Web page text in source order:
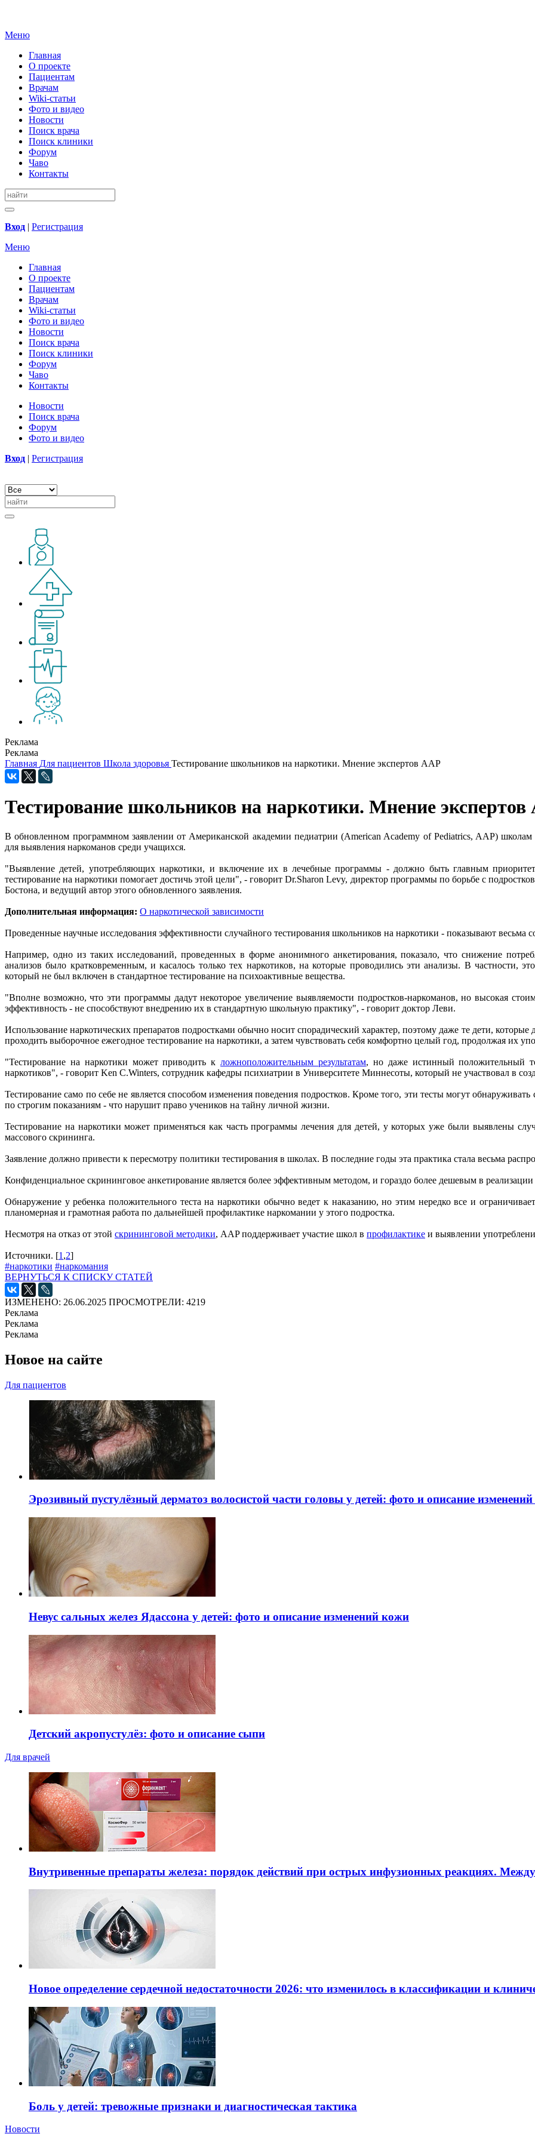
Меню
Главная
О проекте
Пациентам
Врачам
Wiki-статьи
Фото и видео
Новости
Поиск врача
Поиск клиники
Форум
Чаво
Контакты
Вход | Регистрация
Меню
Главная
О проекте
Пациентам
Врачам
Wiki-статьи
Фото и видео
Новости
Поиск врача
Поиск клиники
Форум
Чаво
Контакты
Новости
Поиск врача
Форум
Фото и видео
Вход | Регистрация
Реклама
Реклама
Главная Для пациентов Школа здоровья Тестирование школьников на наркотики. Мнение экспертов ААР
Тестирование школьников на наркотики. Мнение
В обновленном программном заявлении от Американской академии педиатрии (American Academy of Pediatrics, AAP) школам
для выявления наркоманов среди учащихся.
"Выявление детей, употребляющих наркотики, и включение их в лечебные программы - должно быть главным
тестирование на наркотики помогает достичь этой цели", - говорит Dr.Sharon Levy, директор программы по борьбе с
Бостона, и ведущий автор этого обновленного заявления.
Дополнительная информация: О наркотической зависимости
Проведенные научные исследования эффективности случайного тестирования школьников на наркотики - показывают весьма
Например, одно из таких исследований, проведенных в форме анонимного анкетирования, показало, что снижение
анализов было кратковременным, и касалось только тех наркотиков, на которые проводились эти анализы. В частности,
который не был включен в стандартное тестирование на психоактивные вещества.
"Вполне возможно, что эти программы дадут некоторое увеличение выявляемости подростков-наркоманов, но высокая
эффективность - не способствуют внедрению их в стандартную школьную практику", - говорит доктор Леви.
Использование наркотических препаратов подростками обычно носит спорадический характер, поэтому даже те дети,
проходить выборочное ежегодное тестирование на наркотики, а затем чувствовать себя комфортно целый год, продолжая их
"Тестирование на наркотики может приводить кложноположительным результатам, но даже истинный положительный
наркотиков", - говорит Ken C.Winters, сотрудник кафедры психиатрии в Университете Миннесоты, который не участвовал в
Тестирование само по себе не является способом изменения поведения подростков. Кроме того, эти тесты могут
по строгим показаниям - что нарушит право учеников на тайну личной жизни.
Тестирование на наркотики может применяться как часть программы лечения для детей, у которых уже были выявлены
массового скрининга.
Заявление должно привести к пересмотру политики тестирования в школах. В последние годы эта практика стала весьма
Конфиденциальное скрининговое анкетирование является более эффективным методом, и гораздо более дешевым в
Обнаружение у ребенка положительного теста на наркотики обычно ведет к наказанию, но этим нередко все и
планомерная и грамотная работа по дальнейшей профилактике наркомании у этого подростка.
Несмотря на отказ от этой скрининговой методики, AAP поддерживает участие школ в профилактике и выявлении
Источники. [1 ,2]
#наркотики #наркомания
ВЕРНУТЬСЯ К СПИСКУ СТАТЕЙ
ИЗМЕНЕНО: 26.06.2025 ПРОСМОТРЕЛИ: 4219
Реклама
Реклама
Реклама
Новое на сайте
Для пациентов
Эрозивный пустулёзный дерматоз волосистой части головы у детей: фото и описание
Невус сальных желез Ядассона у детей: фото и описание изменений кожи
Детский акропустулёз: фото и описание сыпи
Для врачей
Внутривенные препараты железа: порядок действий при острых инфузионных реакциях.
Новое определение сердечной недостаточности 2026: что изменилось в классификации и
Боль у детей: тревожные признаки и диагностическая тактика
Новости